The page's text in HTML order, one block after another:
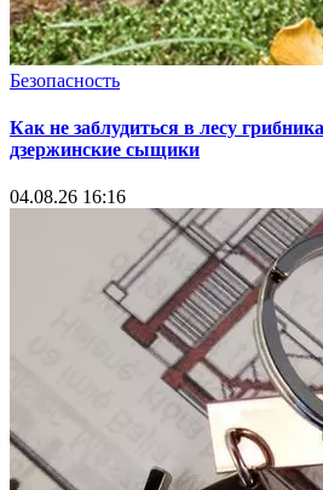
Безопасность
Как не заблудиться в лесу
дзержинские сыщики
04.08.26 16:16